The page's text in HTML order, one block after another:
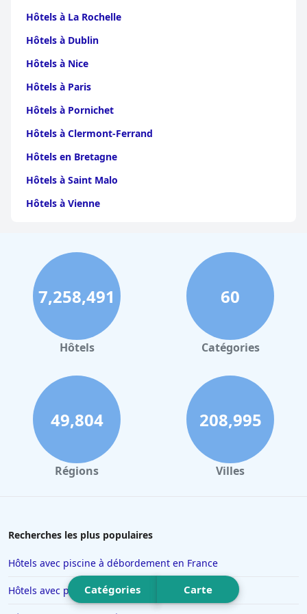
Hôtels à La Rochelle
Hôtels à Dublin
Hôtels à Nice
Hôtels à Paris
Hôtels à Pornichet
Hôtels à Clermont-Ferrand
Hôtels en Bretagne
Hôtels à Saint Malo
Hôtels à Vienne
Hôtels à Perpignan
Hôtels au Grand-Bornand
Hôtels à Strasbourg
Hôtels à Valence
Hôtels à Gerardmer
Hôtels à La Bresse
Hôtels à Portet-sur-Garonne
Hôtels à Quiberon
Hôtels à Cluny
Hôtels à Limoges
Hôtels à Saint-Valery-sur-Somme
Hôtels à Valenciennes
Catégories Carte
7,258,491
Hôtels
60
Catégories
49,804
Régions
208,995
Villes
Recherches les plus populaires
Hôtels avec piscine à débordement en France
Hôtels avec piscine à Cannes